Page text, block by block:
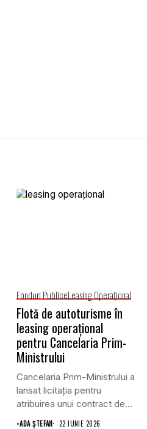
Fonduri PubliceLeasing Operaţional
Flotă de autoturisme în
leasing operațional
pentru Cancelaria Prim-
Ministrului
Cancelaria Prim-Ministrului a
lansat licitația pentru
atribuirea unui contract de
furnizare a...
•ADA ȘTEFAN 22 IUNIE 2026